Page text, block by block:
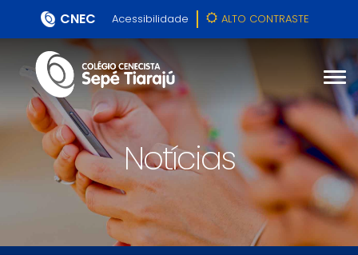
CNEC Acessibilidade ALTO CONTRASTE
Notícias